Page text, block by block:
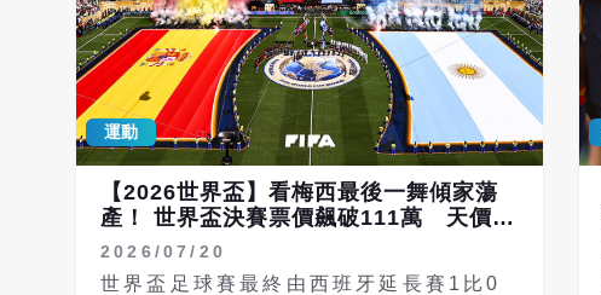
論焦點；加上比賽過程中犯規與衝撞偏
多，部分歐洲媒體甚至以近乎譴責犯罪的
語氣評論阿根廷，使比賽爭議被過度道德
化。 梅西承認對手更強 阿根廷球員集體
轉身，外界容易解讀為不尊重對手；也可
能只是這群苦戰到最後的球員，轉身面向
心碎的球迷，不願更傷心目睹對手的慶
祝。梅西賽後承認西班牙表現更好，並強
調球隊已傾盡全力。這是一名39歲老將
在決賽落敗後，對勝負最直接也最有風度
的回應。 《路透社》（Reuters）賽後
記錄到，布宜諾斯艾利斯的阿根廷球迷沒
運動
【2026世界盃】看梅西最後一舞傾家蕩
產！ 世界盃決賽票價飆破111萬 天價背
後三大原因曝
2026/07/20
世界盃足球賽最終由西班牙延長賽1比0